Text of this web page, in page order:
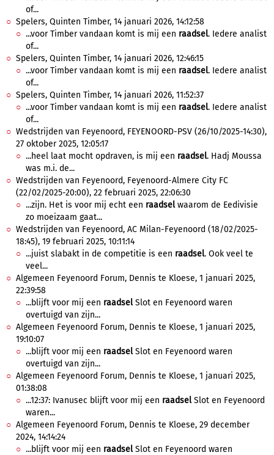
of...
Spelers, Quinten Timber, 14 januari 2026, 14:12:58
...voor Timber vandaan komt is mij een raadsel. Iedere analist
of...
Spelers, Quinten Timber, 14 januari 2026, 12:46:15
...voor Timber vandaan komt is mij een raadsel. Iedere analist
of...
Spelers, Quinten Timber, 14 januari 2026, 11:52:37
...voor Timber vandaan komt is mij een raadsel. Iedere analist
of...
Wedstrijden van Feyenoord, FEYENOORD-PSV (26/10/2025-14:30),
27 oktober 2025, 12:05:17
...heel laat mocht opdraven, is mij een raadsel. Hadj Moussa
was m.i. de...
Wedstrijden van Feyenoord, Feyenoord-Almere City FC
(22/02/2025-20:00), 22 februari 2025, 22:06:30
...zijn. Het is voor mij echt een raadselwaarom de Eedivisie
zo moeizaam gaat...
Wedstrijden van Feyenoord, AC Milan-Feyenoord (18/02/2025-
18:45), 19 februari 2025, 10:11:14
...juist slabakt in de competitie is een raadsel. Ook veel te
veel...
Algemeen Feyenoord Forum, Dennis te Kloese, 1 januari 2025,
22:39:58
...blijft voor mij een raadselSlot en Feyenoord waren
overtuigd van zijn...
Algemeen Feyenoord Forum, Dennis te Kloese, 1 januari 2025,
19:10:07
...blijft voor mij een raadselSlot en Feyenoord waren
overtuigd van zijn...
Algemeen Feyenoord Forum, Dennis te Kloese, 1 januari 2025,
01:38:08
...12:37: Ivanusec blijft voor mij een raadselSlot en Feyenoord
waren...
Algemeen Feyenoord Forum, Dennis te Kloese, 29 december
2024, 14:14:24
...blijft voor mij een raadselSlot en Feyenoord waren